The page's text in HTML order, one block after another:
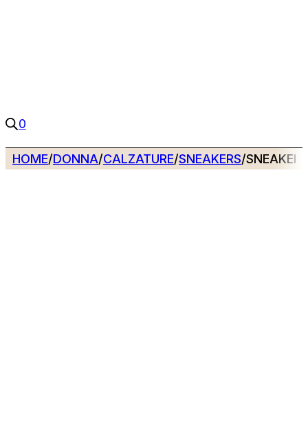
0
HOME/DONNA/CALZATURE/SNEAKERS/